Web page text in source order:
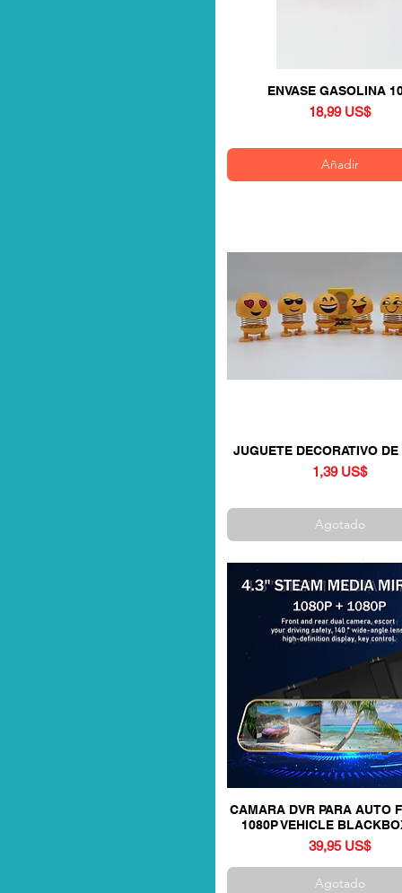
Vista rápida
ENVASE GASOLINA
Precio
18,99 US$
Añadir
Vista rápida
JUGUETE DECORATIVO DE
Precio
1,39 US$
Agotado
Vista rápida
CAMARA DVR PARA AUTO
1080P VEHICLE
Precio
39,95 US$
Agotado